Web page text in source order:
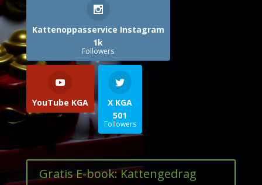
Kattenoppasservice Instagram
1k
Followers
YouTube KGA
X KGA
501
Followers
Gratis E-book: Kattengedrag